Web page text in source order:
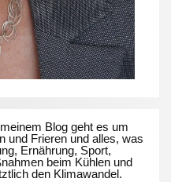
Blog geht es um
und Frieren und alles, was
Ernährung, Sport,
beim Kühlen und
den Klimawandel.